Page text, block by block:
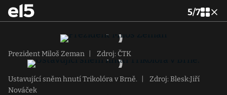
5/7
Prezident Miloš Zeman Zdroj: ČTK
Ustavující sněm hnutí Trikolóra v Brně.
Zdroj: Blesk:Jiří
Nováček